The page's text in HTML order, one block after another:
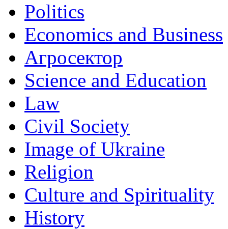
Politics
Economics and Business
Агросектор
Science and Education
Law
Civil Society
Image of Ukraine
Religion
Culture and Spirituality
History